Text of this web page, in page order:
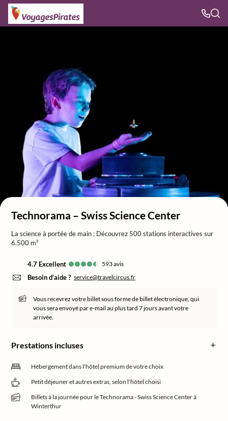
Technorama – Swiss Science Center
La science à portée de main : Découvrez 500 stations interactives sur
6.500 m²
4.7 excellent 593avis
Besoin d’aide ? service@travelcircus.fr
Vous recevrez votre billet sous forme de billet électronique, qui
vous sera envoyé par e-mail au plus tard 7 jours avant votre
arrivée.
Prestations incluses
Hébergement dans l'hôtel premium de votre choix
Petit déjeuner et autres extras, selon l'hôtel choisi
Billets à la journée pour le Technorama - Swiss Science Center à
Winterthur